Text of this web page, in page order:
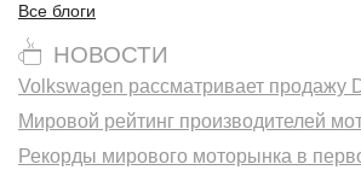
Все блоги
НОВОСТИ
Volkswagen рассматривает продажу
Мировой рейтинг производителей
Рекорды мирового моторынка в